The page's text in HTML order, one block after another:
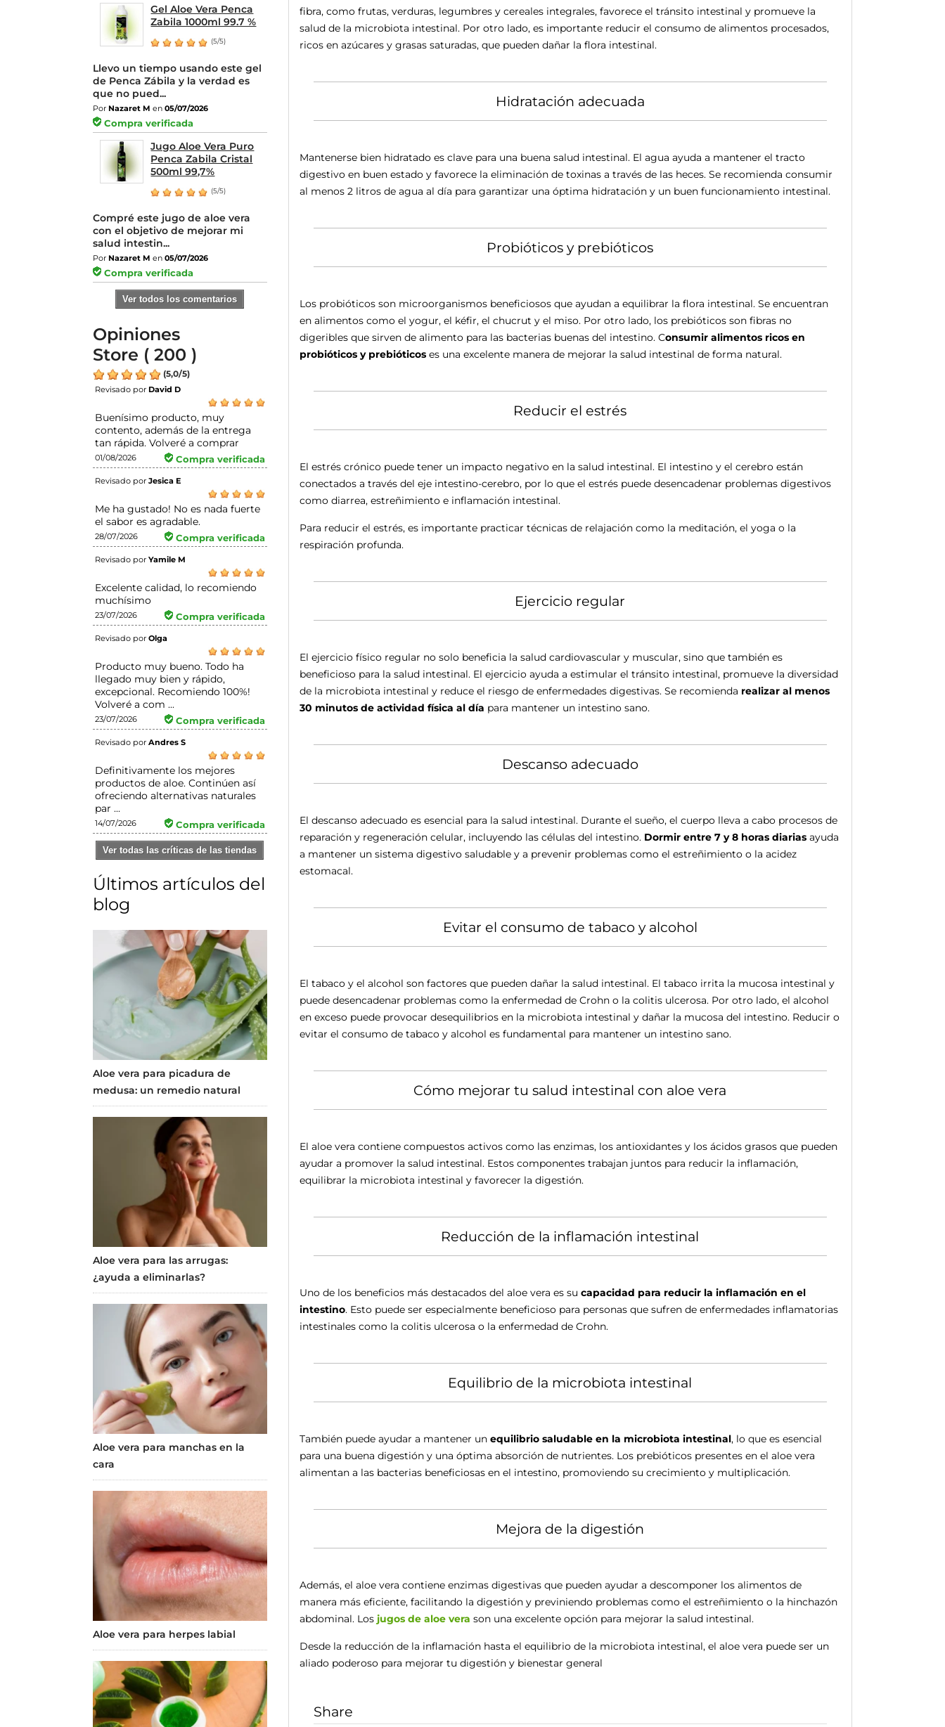
Gel Aloe Vera Penca
Zabila 1000ml 99.7 %
(5/5)
Llevo un tiempo usando este gel
de Penca Zábila y la verdad es
que no pued...
Por Nazaret M en 05/07/2026
Compra verificada
Jugo Aloe Vera Puro
Penca Zabila Cristal
500ml 99,7%
(5/5)
Compré este jugo de aloe vera
con el objetivo de mejorar mi
salud intestin...
Por Nazaret M en 05/07/2026
Compra verificada
Ver todos los comentarios
Opiniones
Store ( 200 )
(5,0/5)
Revisado por David D
Buenísimo producto, muy
contento, además de la entrega
tan rápida. Volveré a comprar
01/08/2026 Compra verificada
Revisado por Jesica E
Me ha gustado! No es nada fuerte
el sabor es agradable.
28/07/2026 Compra verificada
Revisado por Yamile M
Excelente calidad, lo recomiendo
muchísimo
23/07/2026 Compra verificada
Revisado por Olga
Producto muy bueno. Todo ha
llegado muy bien y rápido,
excepcional. Recomiendo 100%!
Volveré a com ...
23/07/2026 Compra verificada
Revisado por Andres S
Definitivamente los mejores
productos de aloe. Continúen así
ofreciendo alternativas naturales
par ...
14/07/2026 Compra verificada
Ver todas las críticas de las tiendas
Últimos artículos del
blog
Aloe vera para picadura de
medusa: un remedio natural
Aloe vera para las arrugas:
¿ayuda a eliminarlas?
Aloe vera para manchas en la
cara
Aloe vera para herpes labial
fibra, como frutas, verduras, legumbres y cereales integrales, favorece el tránsito intestinal y promueve la
salud de la microbiota intestinal. Por otro lado, es importante reducir el consumo de alimentos procesados,
ricos en azúcares y grasas saturadas, que pueden dañar la flora intestinal.
Hidratación adecuada
Mantenerse bien hidratado es clave para una buena salud intestinal. El agua ayuda a mantener el tracto
digestivo en buen estado y favorece la eliminación de toxinas a través de las heces. Se recomienda consumir
al menos 2 litros de agua al día para garantizar una óptima hidratación y un buen funcionamiento intestinal.
Probióticos y prebióticos
Los probióticos son microorganismos beneficiosos que ayudan a equilibrar la flora intestinal. Se encuentran
en alimentos como el yogur, el kéfir, el chucrut y el miso. Por otro lado, los prebióticos son fibras no
digeribles que sirven de alimento para las bacterias buenas del intestino. Consumir alimentos ricos en
probióticos y prebióticoses una excelente manera de mejorar la salud intestinal de forma natural.
Reducir el estrés
El estrés crónico puede tener un impacto negativo en la salud intestinal. El intestino y el cerebro están
conectados a través del eje intestino-cerebro, por lo que el estrés puede desencadenar problemas digestivos
como diarrea, estreñimiento e inflamación intestinal.
Para reducir el estrés, es importante practicar técnicas de relajación como la meditación, el yoga o la
respiración profunda.
Ejercicio regular
El ejercicio físico regular no solo beneficia la salud cardiovascular y muscular, sino que también es
beneficioso para la salud intestinal. El ejercicio ayuda a estimular el tránsito intestinal, promueve la diversidad
de la microbiota intestinal y reduce el riesgo de enfermedades digestivas. Se recomienda realizar al menos
30 minutos de actividad física al día para mantener un intestino sano.
Descanso adecuado
El descanso adecuado es esencial para la salud intestinal. Durante el sueño, el cuerpo lleva a cabo procesos de
reparación y regeneración celular, incluyendo las células del intestino. Dormir entre 7 y 8 horas diariasayuda
a mantener un sistema digestivo saludable y a prevenir problemas como el estreñimiento o la acidez
estomacal.
Evitar el consumo de tabaco y alcohol
El tabaco y el alcohol son factores que pueden dañar la salud intestinal. El tabaco irrita la mucosa intestinal y
puede desencadenar problemas como la enfermedad de Crohn o la colitis ulcerosa. Por otro lado, el alcohol
en exceso puede provocar desequilibrios en la microbiota intestinal y dañar la mucosa del intestino. Reducir o
evitar el consumo de tabaco y alcohol es fundamental para mantener un intestino sano.
Cómo mejorar tu salud intestinal con aloe vera
El aloe vera contiene compuestos activos como las enzimas, los antioxidantes y los ácidos grasos que pueden
ayudar a promover la salud intestinal. Estos componentes trabajan juntos para reducir la inflamación,
equilibrar la microbiota intestinal y favorecer la digestión.
Reducción de la inflamación intestinal
Uno de los beneficios más destacados del aloe vera es su capacidad para reducir la inflamación en el
intestino. Esto puede ser especialmente beneficioso para personas que sufren de enfermedades inflamatorias
intestinales como la colitis ulcerosa o la enfermedad de Crohn.
Equilibrio de la microbiota intestinal
También puede ayudar a mantener un equilibrio saludable en la microbiota intestinal, lo que es esencial
para una buena digestión y una óptima absorción de nutrientes. Los prebióticos presentes en el aloe vera
alimentan a las bacterias beneficiosas en el intestino, promoviendo su crecimiento y multiplicación.
Mejora de la digestión
Además, el aloe vera contiene enzimas digestivas que pueden ayudar a descomponer los alimentos de
manera más eficiente, facilitando la digestión y previniendo problemas como el estreñimiento o la hinchazón
abdominal. Los jugos de aloe vera son una excelente opción para mejorar la salud intestinal.
Desde la reducción de la inflamación hasta el equilibrio de la microbiota intestinal, el aloe vera puede ser un
aliado poderoso para mejorar tu digestión y bienestar general
Share